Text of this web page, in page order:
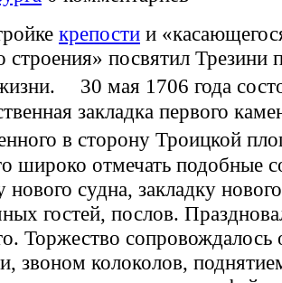
крепости и
строения» посвятил Трезини
30 мая 1706 года
закладка первого
в сторону Троицкой
широко отмечать подобные
нового судна, закладку
гостей, послов.
Торжество
звоном колоколов,